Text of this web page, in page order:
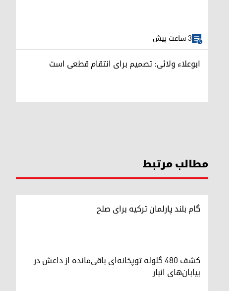
3 ساعت پیش
ابوعلاء ولائی: تصمیم برای انتقام قطعی است
مطالب مرتبط
گام بلند پارلمان ترکیه برای صلح
کشف ۴۸۰ گلوله توپخانه‌ای باقی‌مانده از داعش در
بیابان‌های انبار